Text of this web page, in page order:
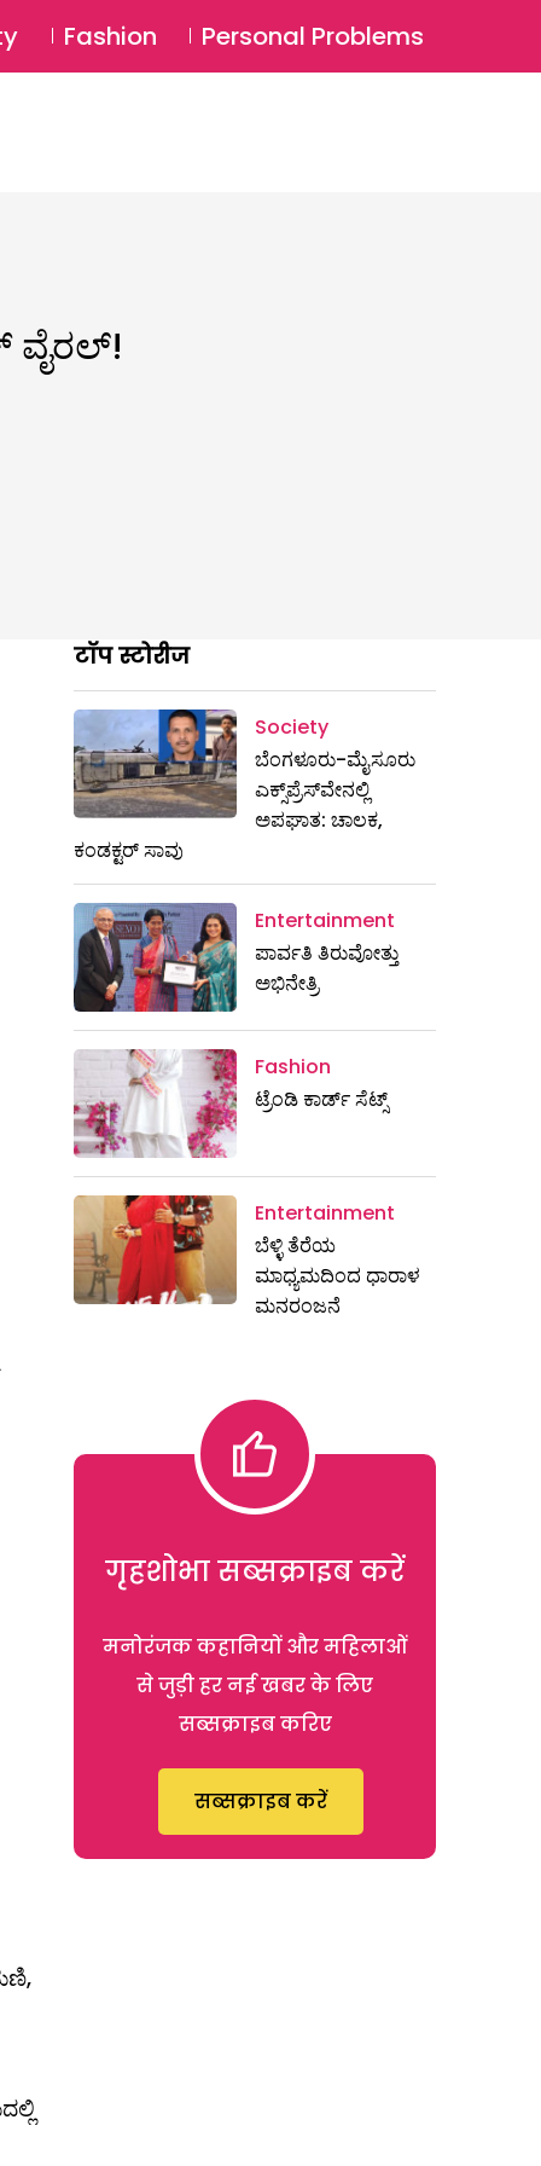
Login ⚲
Fashion Personal Problems
ವೈರಲ್!
टॉप स्टोरीज
Society
ಬೆಂಗಳೂರು-ಮೈಸೂರು
ಎಕ್ಸ್​ಪ್ರೆಸ್‌ವೇನಲ್ಲಿ
ಅಪಘಾತ: ಚಾಲಕ,
ಕಂಡಕ್ಟರ್ ಸಾವು
Entertainment
ಪಾರ್ವತಿ ತಿರುವೋತ್ತು
ಅಭಿನೇತ್ರಿ
Fashion
ಟ್ರೆಂಡಿ ಕಾರ್ಡ್‌ ಸೆಟ್ಸ್
Entertainment
ಬೆಳ್ಳಿ ತೆರೆಯ
ಮಾಧ್ಯಮದಿಂದ ಧಾರಾಳ
ಮನರಂಜನೆ
गृहशोभा सब्सक्राइब करें
मनोरंजक कहानियों और महिलाओं
से जुड़ी हर नई खबर के लिए
सब्सक्राइब करिए
सब्सक्राइब करें